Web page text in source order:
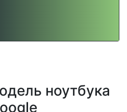
ноутбука